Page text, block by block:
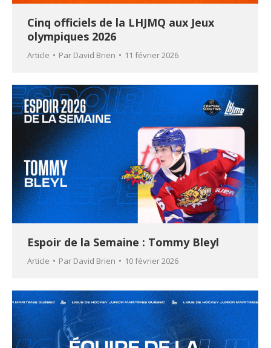
Cinq officiels de la LHJMQ aux Jeux
olympiques 2026
Article Par David Brien 11 février 2026
Espoir de la Semaine : Tommy Bleyl
Article Par David Brien 10 février 2026